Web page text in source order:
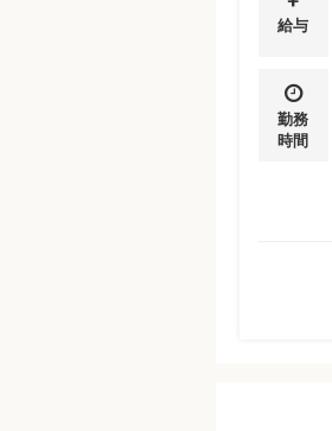
給与
勤務
時間